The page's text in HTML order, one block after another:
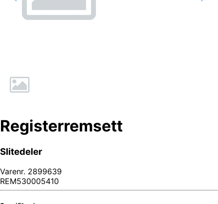
Registerremsett
Slitedeler
Varenr. 2899639
REM530005410